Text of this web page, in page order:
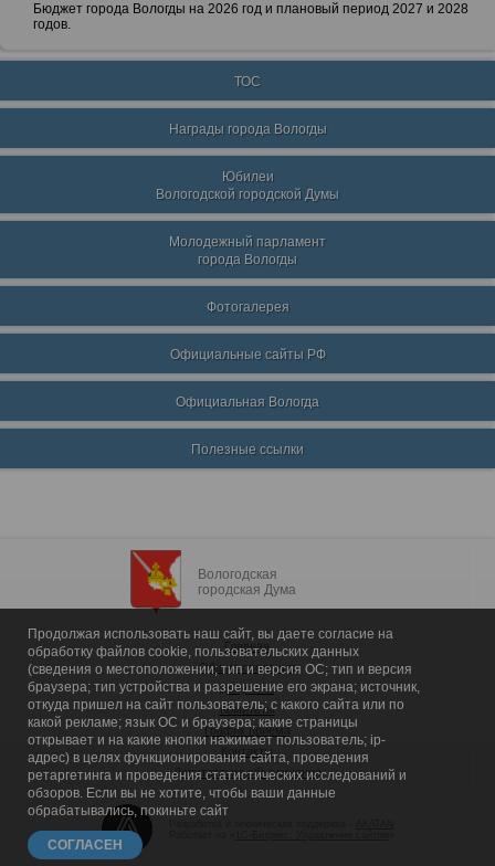
Бюджет города Вологды на 2026 год и плановый период 2027 и 2028
годов.
ТОС
Награды города Вологды
Юбилеи
Вологодской городской Думы
Молодежный парламент
города Вологды
Фотогалерея
Официальные сайты РФ
Официальная Вологда
Полезные ссылки
Вологодская
городская Дума
Главная
Общие сведения
Депутаты
Комитеты
График приема
Контакты
Депутатские объединения
Продолжая использовать наш сайт, вы даете согласие на
обработку файлов cookie, пользовательских данных
(сведения о местоположении; тип и версия ОС; тип и версия
браузера; тип устройства и разрешение его экрана; источник,
откуда пришел на сайт пользователь; с какого сайта или по
какой рекламе; язык ОС и браузера; какие страницы
открывает и на какие кнопки нажимает пользователь; ip-
адрес) в целях функционирования сайта, проведения
ретаргетинга и проведения статистических исследований и
обзоров. Если вы не хотите, чтобы ваши данные
обрабатывались, покиньте сайт
СОГЛАСЕН